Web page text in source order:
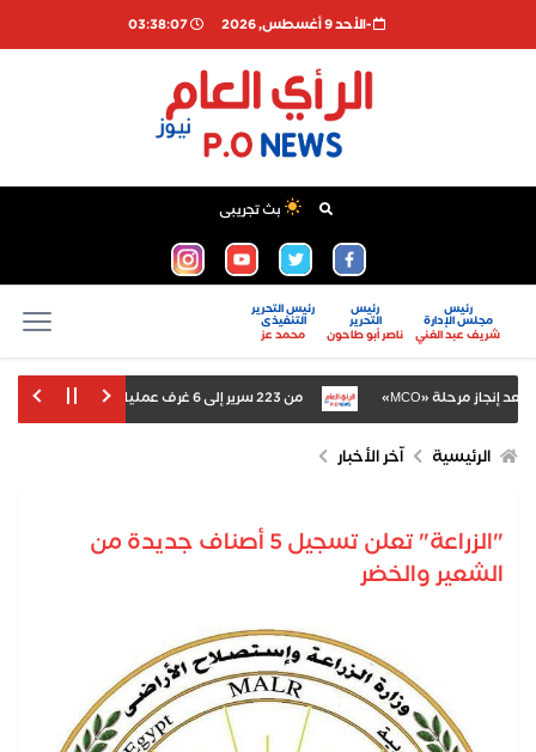
-اﻷحد 9 أغسطس, 2026 03:38:08
بث تجريبى
رئيس
مجلس الإدارة
شريف عبد الغني
رئيس
التحرير
ناصر أبو طاحون
رئيس التحرير
التنفيذى
محمد عز
من 223 سرير إلى 6 غرف عمليات.. تجهيزات مستشفى السنطة الجديد قبل التشغيل بمتابعة محافظ الغربية
الرئيسية اّخر الأخبار
"الزراعة" تعلن تسجيل 5 أصناف جديدة من
الشعير والخضر